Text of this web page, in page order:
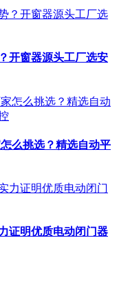
开窗器源头工厂选安
么挑选？精选自动平
证明优质电动闭门器